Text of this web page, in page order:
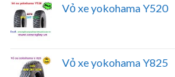
Vỏ xe yokohama Y520
Vỏ xe yokohama Y825